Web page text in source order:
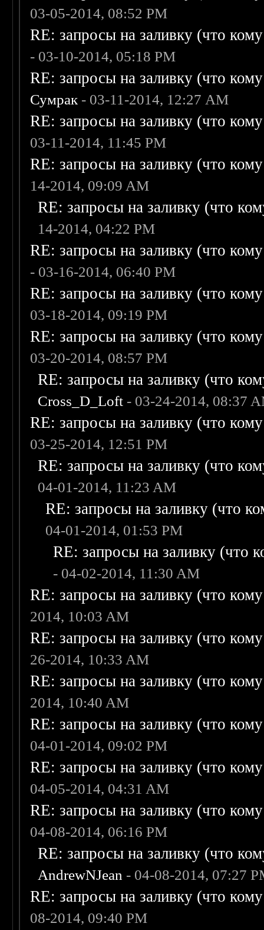
03-05-2014, 08:52 PM
RE: запросы на заливку (что
- 03-10-2014, 05:18 PM
RE: запросы на заливку (что
Сумрак - 03-11-2014, 12:27 AM
RE: запросы на заливку (что
03-11-2014, 11:45 PM
RE: запросы на заливку (что
14-2014, 09:09 AM
RE: запросы на заливку (что
14-2014, 04:22 PM
RE: запросы на заливку (что
- 03-16-2014, 06:40 PM
RE: запросы на заливку (что
03-18-2014, 09:19 PM
RE: запросы на заливку (что
03-20-2014, 08:57 PM
RE: запросы на заливку (что
Cross_D_Loft - 03-24-2014, 08:37
RE: запросы на заливку (что
03-25-2014, 12:51 PM
RE: запросы на заливку (что
04-01-2014, 11:23 AM
RE: запросы на заливку (что
04-01-2014, 01:53 PM
RE: запросы на заливку (что
- 04-02-2014, 11:30 AM
RE: запросы на заливку (что
2014, 10:03 AM
RE: запросы на заливку (что
26-2014, 10:33 AM
RE: запросы на заливку (что
2014, 10:40 AM
RE: запросы на заливку (что
04-01-2014, 09:02 PM
RE: запросы на заливку (что
04-05-2014, 04:31 AM
RE: запросы на заливку (что
04-08-2014, 06:16 PM
RE: запросы на заливку (что
AndrewNJean - 04-08-2014, 07:27
RE: запросы на заливку (что
08-2014, 09:40 PM